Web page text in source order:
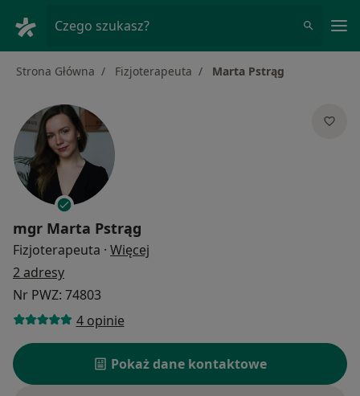
Czego szukasz?
Strona Główna Fizjoterapeuta Marta Pstrąg
mgr Marta Pstrąg
Fizjoterapeuta · Więcej
2 adresy
Nr PWZ: 74803
4 opinie
Pokaż dane kontaktowe